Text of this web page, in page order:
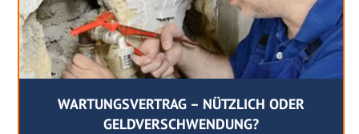
WARTUNGSVERTRAG – NÜTZLICH ODER
GELDVERSCHWENDUNG?